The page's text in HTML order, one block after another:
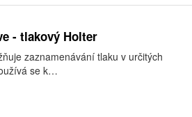
- tlakový Holter
zaznamenávání tlaku v určitých
se k…